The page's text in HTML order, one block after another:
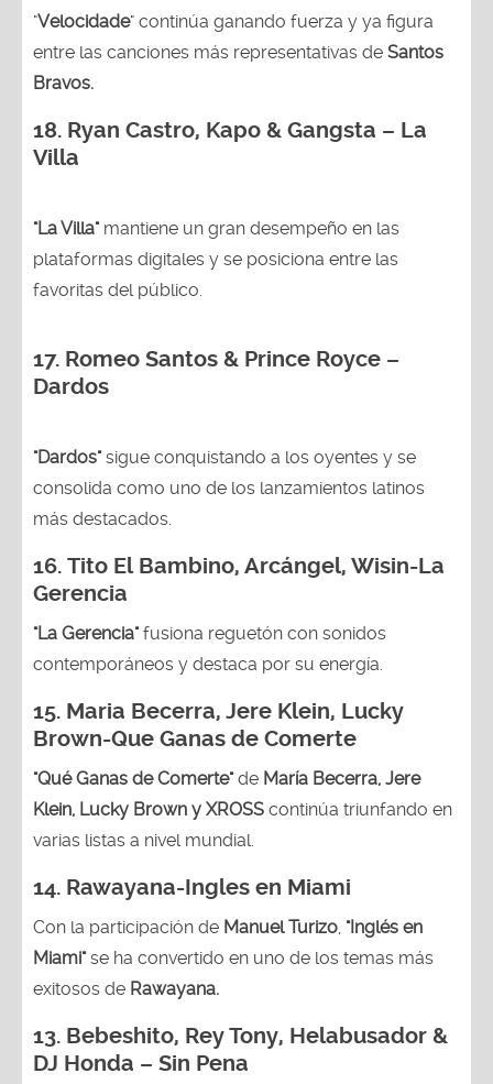
"Velocidade" continúa ganando fuerza y ya figura
entre las canciones más representativas de Santos
Bravos.
18. Ryan Castro, Kapo & Gangsta – La
Villa
"La Villa"mantiene un gran desempeño en las
plataformas digitales y se posiciona entre las
favoritas del público.
17. Romeo Santos & Prince Royce –
Dardos
"Dardos"sigue conquistando a los oyentes y se
consolida como uno de los lanzamientos latinos
más destacados.
16. Tito El Bambino, Arcángel, Wisin-La
Gerencia
"La Gerencia"fusiona reguetón con sonidos
contemporáneos y destaca por su energía.
15. Maria Becerra, Jere Klein, Lucky
Brown-Que Ganas de Comerte
"Qué Ganas de Comerte"de María Becerra, Jere
Klein, Lucky Brown y XROSS continúa triunfando en
varias listas a nivel mundial.
14. Rawayana-Ingles en Miami
Con la participación de Manuel Turizo, "Inglés en
Miami"se ha convertido en uno de los temas más
exitosos de Rawayana.
13. Bebeshito, Rey Tony, Helabusador &
DJ Honda – Sin Pena